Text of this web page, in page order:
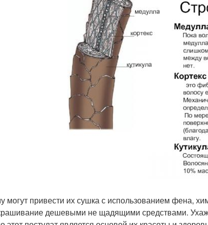
могут привести их сушка с использованием фена,
дешевыми не щадящими средствами.